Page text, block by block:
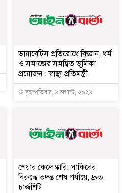
ডায়াবেটিস প্রতিরোধে বিজ্ঞান, ধর্ম
ও সমাজের সমন্বিত ভূমিকা
প্রয়োজন : স্বাস্থ্য প্রতিমন্ত্রী
বৃহস্পতিবার, ৬ অগাস্ট, ২০২৬
শেয়ার কেলেঙ্কারি: সাকিবের
বিরুদ্ধে তদন্ত শেষ পর্যায়ে, দ্রুত
চার্জশিট